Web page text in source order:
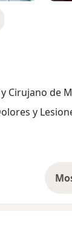
Cirujano de
y